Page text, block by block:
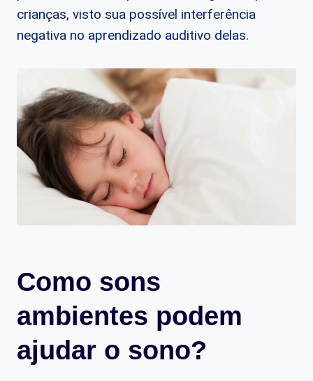
crianças, visto sua possível interferência
negativa no aprendizado auditivo delas.
Como sons
ambientes podem
ajudar o sono?